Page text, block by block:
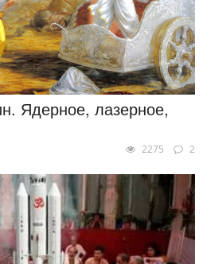
Ядерное, лазерное,
2275 2